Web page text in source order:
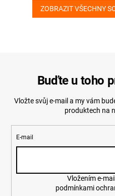
ZOBRAZIT VŠECHNY
Buďte u toho
Vložte svůj e-mail a my vám
produktech na
E-mail
podmínkami